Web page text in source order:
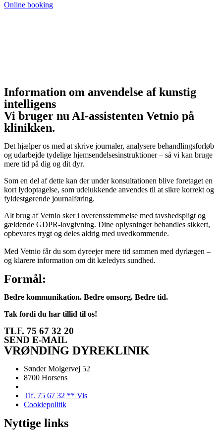
Online booking
Information om anvendelse af kunstig
intelligens
Vi bruger nu AI-assistenten Vetnio på
klinikken.
Det hjælper os med at skrive journaler, analysere behandlingsforløb
og udarbejde tydelige hjemsendelsesinstruktioner – så vi kan bruge
mere tid på dig og dit dyr.
Som en del af dette kan der under konsultationen blive foretaget en
kort lydoptagelse, som udelukkende anvendes til at sikre korrekt og
fyldestgørende journalføring.
Alt brug af Vetnio sker i overensstemmelse med tavshedspligt og
gældende GDPR-lovgivning. Dine oplysninger behandles sikkert,
opbevares trygt og deles aldrig med uvedkommende.
Med Vetnio får du som dyreejer mere tid sammen med dyrlægen –
og klarere information om dit kæledyrs sundhed.
Formål:
Bedre kommunikation. Bedre omsorg. Bedre tid.
Tak fordi du har tillid til os!
TLF. 75 67 32 20
SEND E-MAIL
VRØNDING DYREKLINIK
Sønder Molgervej 52
8700 Horsens
Tlf. 75 67 32 ** Vis
Cookiepolitik
Nyttige links